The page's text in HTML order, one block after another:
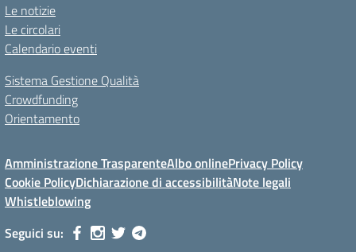
Le notizie
Le circolari
Calendario eventi
Sistema Gestione Qualità
Crowdfunding
Orientamento
Amministrazione TrasparenteAlbo onlinePrivacy Policy
Cookie PolicyDichiarazione di accessibilitàNote legali
Whistleblowing
Seguici su: